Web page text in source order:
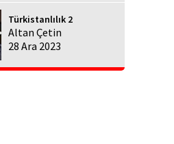
Türkistanlılık 2
Altan Çetin
28 Ara 2023